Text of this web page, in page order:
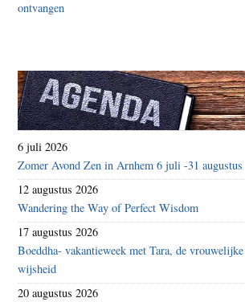
6 juli 2026
Zomer Avond Zen in Arnhem 6 juli -31 augustus
12 augustus 2026
Wandering the Way of Perfect Wisdom
17 augustus 2026
Boeddha- vakantieweek met Tara, de
wijsheid
20 augustus 2026